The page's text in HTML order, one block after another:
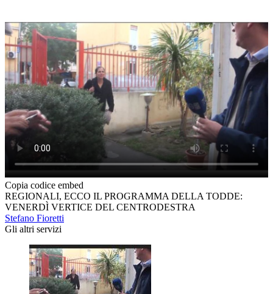
Copia codice embed
REGIONALI, ECCO IL PROGRAMMA DELLA TODDE:
VENERDÌ VERTICE DEL CENTRODESTRA
Stefano Fioretti
Gli altri servizi